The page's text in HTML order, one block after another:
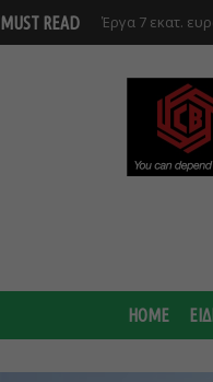
MUST READ Γ. Στάσσης:
HOME